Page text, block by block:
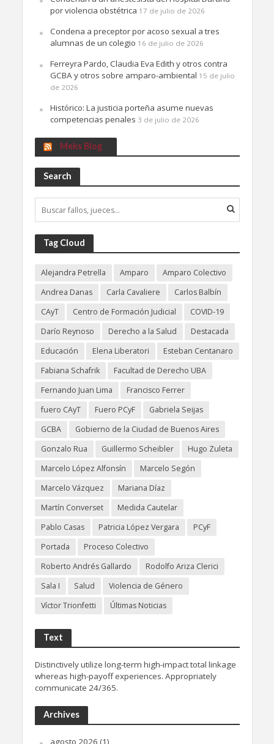
por violencia obstétrica 17 de julio de 2026
Condena a preceptor por acoso sexual a tres
alumnas de un colegio 16 de julio de 2026
Ferreyra Pardo, Claudia Eva Edith y otros contra
GCBA y otros sobre amparo-ambiental 15 de julio
de 2026
Histórico: La justicia porteña asume nuevas
competencias penales 3 de julio de 2026
Meks Blog
Search
Tag Cloud
Alejandra Petrella Amparo
Amparo Colectivo
Andrea Danas
Carla Cavaliere
Carlos Balbín
CAyT
Centro de Formación Judicial
COVID-19
Darío Reynoso
Derecho a la Salud
Destacada
Educación
Elena Liberatori
Esteban Centanaro
Fabiana Schafrik
Facultad de Derecho UBA
Fernando Juan Lima
Francisco Ferrer
fuero CAyT
Fuero PCyF
Gabriela Seijas
GCBA
Gobierno de la Ciudad de Buenos Aires
Gonzalo Rua
Guillermo Scheibler
Hugo Zuleta
Marcelo López Alfonsín
Marcelo Segón
Marcelo Vázquez
Mariana Díaz
Martín Converset
Medida Cautelar
Pablo Casas
Patricia López Vergara
PCyF
Portada
Proceso Colectivo
Roberto Andrés Gallardo
Rodolfo Ariza Clerici
Sala I
Salud
Violencia de Género
Víctor Trionfetti
Últimas Noticias
Text
Distinctively utilize long-term high-impact total linkage
whereas high-payoff experiences. Appropriately
communicate 24/365.
Archives
agosto 2026 (1)